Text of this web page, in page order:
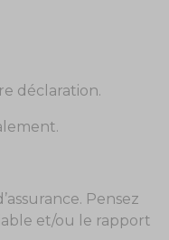
déclaration.
Pensez
et/ou le rapport